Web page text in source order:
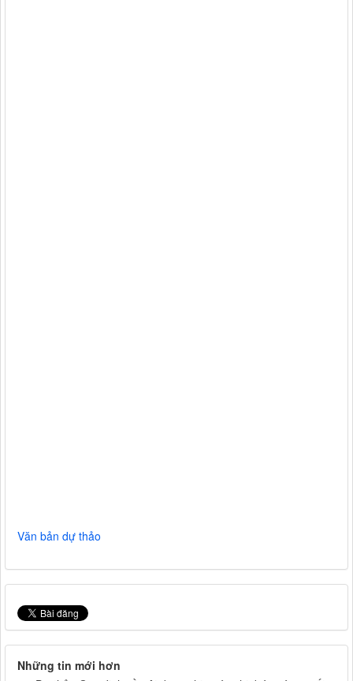
Văn bản dự thảo
Những tin mới hơn